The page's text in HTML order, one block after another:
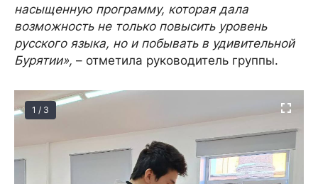
насыщенную программу, которая дала
возможность не только повысить уровень
русского языка, но и побывать в удивительной
Бурятии», – отметила руководитель группы.
1 / 3